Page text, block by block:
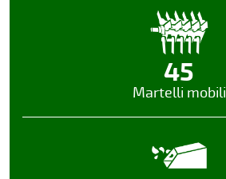
45
Martelli mobili